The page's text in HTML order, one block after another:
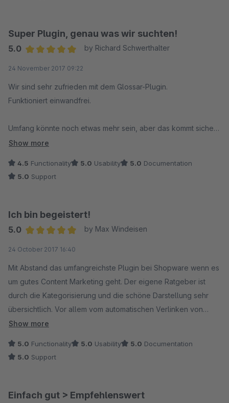
Super Plugin, genau was wir suchten!
5.0
by Richard Schwerthalter
24 November 2017 09:22
Wir sind sehr zufrieden mit dem Glossar-Plugin.
Funktioniert einwandfrei.
Umfang könnte noch etwas mehr sein, aber das kommt sicher
noch mit den nächsten Updates.
Support antwortet blitzschnell und sehr kompetent.
Show more
4.5 Functionality 5.0 Usability 5.0 Documentation
5.0 Support
Ich bin begeistert!
5.0
by Max Windeisen
24 October 2017 16:40
Mit Abstand das umfangreichste Plugin bei Shopware wenn es
um gutes Content Marketing geht. Der eigene Ratgeber ist
durch die Kategorisierung und die schöne Darstellung sehr
übersichtlich. Vor allem vom automatischen Verlinken von
Wörtern auf den Ratgeber und sogar vom Ratgeber auf
reagiert. Alles Top!
Show more
5.0 Functionality 5.0 Usability 5.0 Documentation
5.0 Support
Einfach gut > Empfehlenswert